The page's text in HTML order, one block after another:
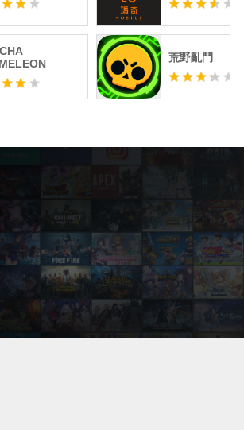
荒野亂鬥
遙享受在電腦上玩